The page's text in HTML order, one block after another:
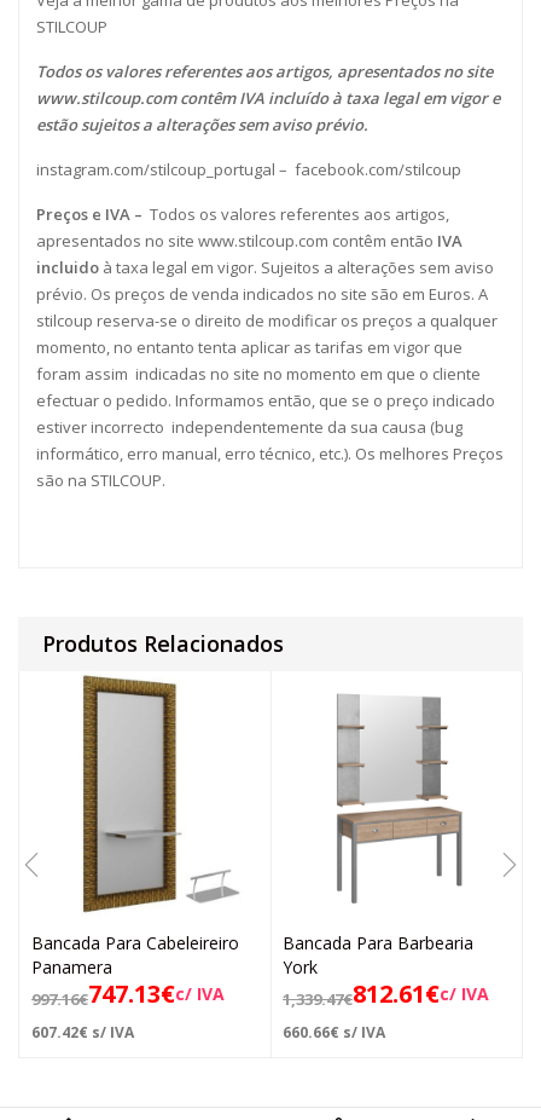
STILCOUP
Todos os valores referentes aos artigos, apresentados no site
www.stilcoup.comcontêm IVA incluído à taxa legal em vigor e
estão sujeitos a alterações sem aviso prévio.
instagram.com/stilcoup_portugal – facebook.com/stilcoup
Preços e IVA – Todos os valores referentes aos artigos,
apresentados no site www.stilcoup.com contêm então IVA
incluido à taxa legal em vigor. Sujeitos a alterações sem aviso
prévio. Os preços de venda indicados no site são em Euros. A
stilcoup reserva-se o direito de modificar os preços a qualquer
momento, no entanto tenta aplicar as tarifas em vigor que
foram assim indicadas no site no momento em que o cliente
efectuar o pedido. Informamos então, que se o preço indicado
estiver incorrecto independentemente da sua causa (bug
informático, erro manual, erro técnico, etc.). Os melhores Preços
são na STILCOUP.
Produtos Relacionados
Bancada Para Cabeleireiro
Panamera
997.16€747.13€c/ IVA
607.42€ s/ IVA
Bancada Para Barbearia
York
1,339.47€812.61€c/ IVA
660.66€ s/ IVA